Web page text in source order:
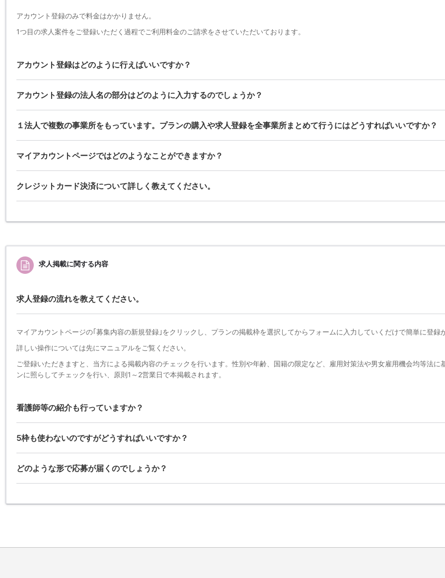
アカウント登録のみで料金はかかりません。
1つ目の求人案件をご登録いただく過程でご利用料金のご請求をさせていただいております。
アカウント登録はどのように行えばいいですか？
アカウント登録の法人名の部分はどのように入力するのでしょうか？
１法人で複数の事業所をもっています。プランの購入や求人登録を全事業所まとめて行うにはどうすればいいですか？
マイアカウントページではどのようなことができますか？
クレジットカード決済について詳しく教えてください。
求人掲載に関する内容
求人登録の流れを教えてください。
マイアカウントページの｢募集内容の新規登録｣をクリックし、プランの掲載枠を選択してからフォームに入力していくだけで簡単に登録
詳しい操作については先にマニュアルをご覧ください。
ご登録いただきますと、当方による掲載内容のチェックを行います。性別や年齢、国籍の限定など、雇用対策法や男女雇用機会均等法に
ンに照らしてチェックを行い、原則1～2営業日で本掲載されます。
看護師等の紹介も行っていますか？
5枠も使わないのですがどうすればいいですか？
どのような形で応募が届くのでしょうか？